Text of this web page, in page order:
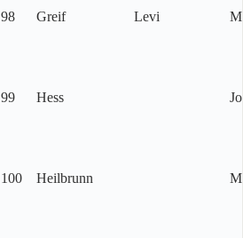
98 Greif Levi
99 Hess
100 Heilbrunn